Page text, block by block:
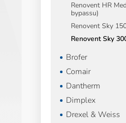
Renovent HR
bypassu)
Renovent Sky
Renovent Sky
Brofer
Comair
Dantherm
Dimplex
Drexel & Weiss